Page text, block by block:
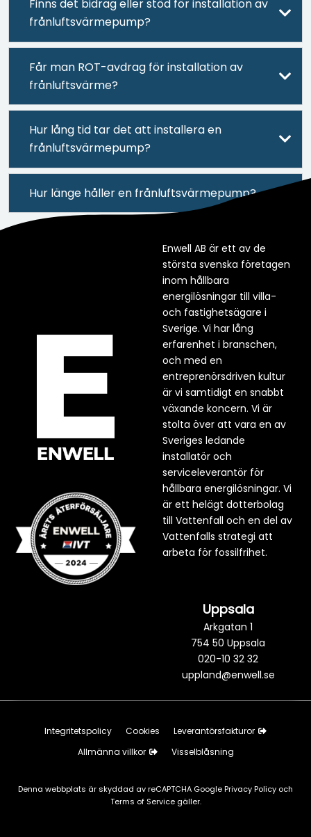
Finns det bidrag eller stöd för installation av
frånluftsvärmepump?
Får man ROT-avdrag för installation av
frånluftsvärme?
Hur lång tid tar det att installera en
frånluftsvärmepump?
Hur länge håller en frånluftsvärmepump?
Enwell AB är ett av de
största svenska företagen
inom hållbara
energilösningar till villa-
och fastighetsägare i
Sverige. Vi har lång
erfarenhet i branschen,
och med en
entreprenörsdriven kultur
är vi samtidigt en snabbt
växande koncern. Vi är
stolta över att vara en av
Sveriges ledande
installatör och
serviceleverantör för
hållbara energilösningar. Vi
är ett helägt dotterbolag
till Vattenfall och en del av
Vattenfalls strategi att
arbeta för fossilfrihet.
Uppsala
Arkgatan 1
754 50 Uppsala
020-10 32 32
uppland@enwell.se
Integritetspolicy Cookies
Leverantörsfakturor
Allmänna villkor
Visselblåsning
Denna webbplats är skyddad av reCAPTCHA GooglePrivacy Policy och
Terms of Service gäller.